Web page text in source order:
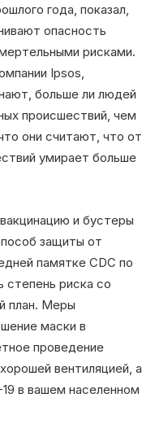
года, показал,
опасность
рисками.
Ipsos,
больше ли людей
происшествий, чем
они считают, что от
умирает больше
и бустеры
защиты от
памятке CDC по
степень риска со
план. Меры
маски в
проведение
вентиляцией, а
в вашем населенном